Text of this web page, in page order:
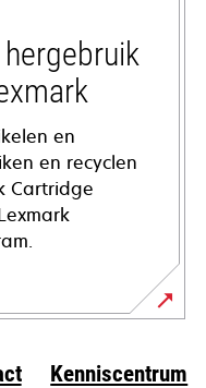
en
en recyclen
Cartridge
Kenniscentrum